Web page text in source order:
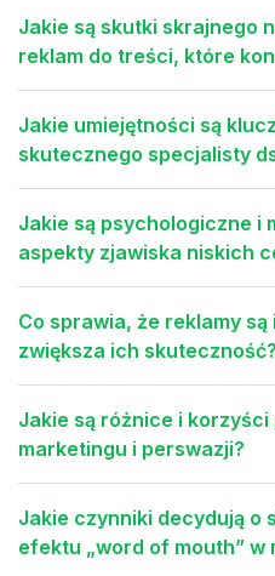
Jakie są skutki skrajnego
reklam do treści, które
Jakie umiejętności są
skutecznego specjalisty
Jakie są psychologiczne i
aspekty zjawiska niskich
Co sprawia, że reklamy
zwiększa ich skuteczność?
Jakie są różnice i korzyści
marketingu i perswazji?
Jakie czynniki decydują o
efektu „word of mouth” w